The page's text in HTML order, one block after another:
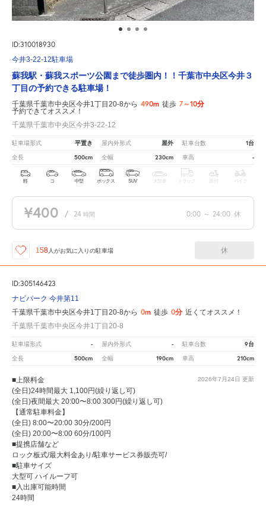
ID:310018930
今井3-22-12駐車場
蘇我駅・蘇我スポーツ公園まで徒歩圏内！！千葉市中央区今井３
丁目の予約できる駐車場！
千葉県千葉市中央区今井1丁目20-8から 490m 徒歩 7～10分
予約できてオススメ！
千葉県千葉市中央区今井3-22-12
駐車場形式 平置き 屋内外形式 屋外 駐車台数 1台
全長 500cm 全幅 230cm 車高 -
軽 コ 中型 ボックス SUV 大型車 トラック 原付 バイク
¥400 / 24 時間 0:00 ～ 24:00 休
158人がお気に入りの駐車場 休
ID:305146423
ナビパーク 今井第11
千葉県千葉市中央区今井1丁目20-8から 0m 徒歩 0分 近くてオススメ！
千葉県千葉市中央区今井1丁目20-8
駐車場形式 - 屋内外形式 - 駐車台数 9台
全長 500cm 全幅 190cm 車高 210cm
2026年7月24日 更新
■上限料金
(全日)24時間最大 1,100円(繰り返し可)
(全日)夜間最大 20:00〜8:00 300円(繰り返し可)
【通常駐車料金】
(全日) 8:00〜20:00 30分/200円
(全日) 20:00〜8:00 60分/100円
■提携店舗など
ロック板式/最大料金あり/駐車サービス券販売可/
■駐車サイズ
大型可 ハイルーフ可
■入出庫可能時間
24時間